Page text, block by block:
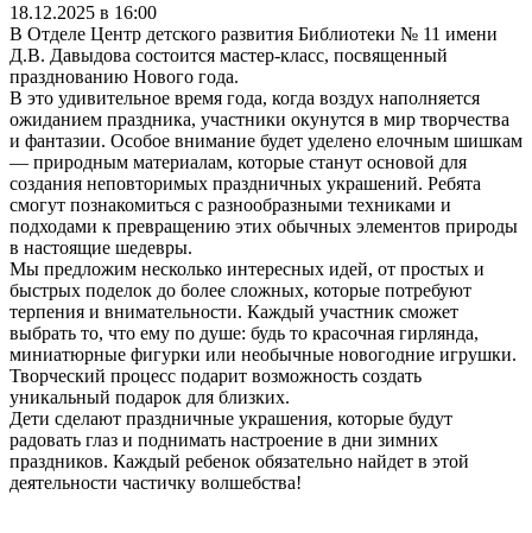
18.12.2025 в 16:00
В Отделе Центр детского развития Библиотеки № 11 имени
Д.В. Давыдова состоится мастер-класс, посвященный
празднованию Нового года.
В это удивительное время года, когда воздух наполняется
ожиданием праздника, участники окунутся в мир творчества
и фантазии. Особое внимание будет уделено елочным шишкам
— природным материалам, которые станут основой для
создания неповторимых праздничных украшений. Ребята
смогут познакомиться с разнообразными техниками и
подходами к превращению этих обычных элементов природы
в настоящие шедевры.
Мы предложим несколько интересных идей, от простых и
быстрых поделок до более сложных, которые потребуют
терпения и внимательности. Каждый участник сможет
выбрать то, что ему по душе: будь то красочная гирлянда,
миниатюрные фигурки или необычные новогодние игрушки.
Творческий процесс подарит возможность создать
уникальный подарок для близких.
Дети сделают праздничные украшения, которые будут
радовать глаз и поднимать настроение в дни зимних
праздников. Каждый ребенок обязательно найдет в этой
деятельности частичку волшебства!